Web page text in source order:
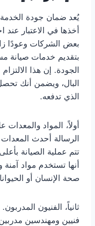
يُعد ضمان جودة
أخذها في الاعتبار عند
بعض الشركات وعودًا
بتقديم خدمات صيانة
الجودة. إن هذا
البال، ويضمن أنك
الذي تدفعه.
أولاً، المواد
الرسالة أحدث
تتم عملية الصيانة
أنها تستخدم مواد
صحة الإنسان أو
ثانياً، الفنيون
فنيين ومهندسين